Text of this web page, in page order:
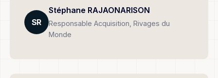
SR
Stéphane RAJAONARISON
Responsable Acquisition, Rivages du
Monde